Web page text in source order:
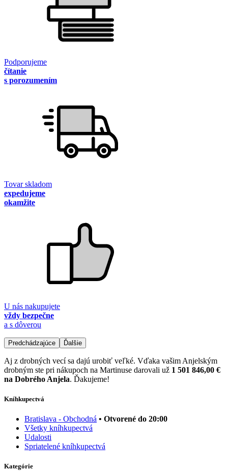
Podporujeme
čítanie
s porozumením
Tovar skladom
expedujeme
okamžite
U nás nakupujete
vždy bezpečne
a s dôverou
Predchádzajúce Ďalšie
Aj z drobných vecí sa dajú urobiť veľké. Vďaka vašim Anjelským
drobným ste pri nákupoch na Martinuse darovali už 1 501 846,00 €
na Dobrého Anjela. Ďakujeme!
Kníhkupectvá
Bratislava - Obchodná • Otvorené do 20:00
Všetky kníhkupectvá
Udalosti
Spriatelené kníhkupectvá
Kategórie